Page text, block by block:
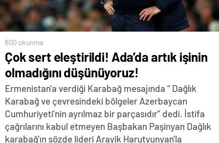
600 okunma
Çok sert eleştirildi! Ada’da artık işinin
olmadığını düşünüyoruz!
Ermenistan'a verdiği Karabağ mesajında “ Dağlık
Karabağ ve çevresindeki bölgeler Azerbaycan
Cumhuriyeti'nin ayrılmaz bir parçasıdır” dedi. İstifa
çağrılarını kabul etmeyen Başbakan Paşinyan Dağlık
karabağ'ın sözde lideri Arayik Harutyunyan'la